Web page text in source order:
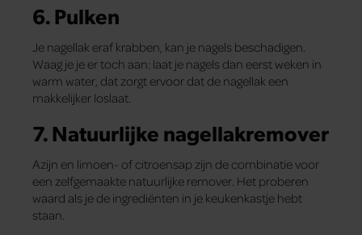
6. Pulken
Je nagellak eraf krabben, kan je nagels beschadigen.
Waag je je er toch aan: laat je nagels dan eerst weken in
warm water, dat zorgt ervoor dat de nagellak een
makkelijker loslaat.
7. Natuurlijke nagellakremover
Azijn en limoen- of citroensap zijn de combinatie voor
een zelfgemaakte natuurlijke remover. Het proberen
waard als je de ingrediënten in je keukenkastje hebt
staan.